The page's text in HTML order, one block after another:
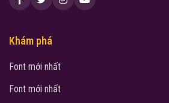
Khám phá
Font mới nhất
Font mới nhất